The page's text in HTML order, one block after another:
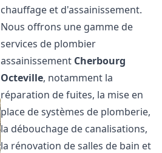
chauffage et d'assainissement.
Nous offrons une gamme de
services de plombier
assainissement Cherbourg
Octeville, notamment la
réparation de fuites, la mise en
place de systèmes de plomberie,
la débouchage de canalisations,
la rénovation de salles de bain et